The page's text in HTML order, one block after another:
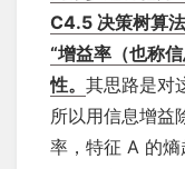
C4.5 决策树算
“增益率（也称
性。 其思路是对
所以用信息增益
率，特征 A 的